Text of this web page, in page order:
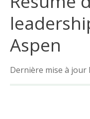
Aspen
Dernière mise à jour